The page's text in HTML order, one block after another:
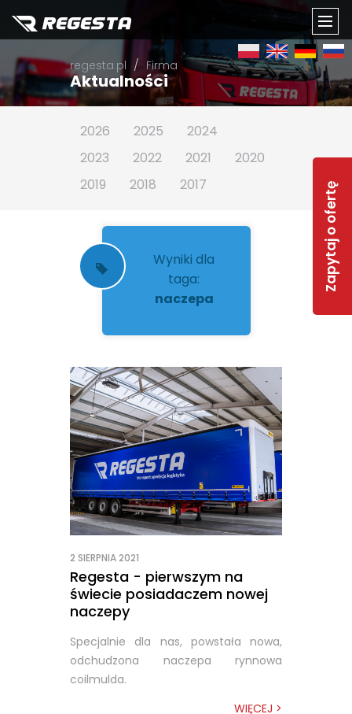
Zapytaj o ofertę
regesta.pl Firma
Aktualności
2026 2025
2024
2023
2022 2021
2020
2019
2018 2017
Wyniki dla
taga:
naczepa
2 SIERPNIA 2021
Regesta - pierwszym na
świecie posiadaczem nowej
naczepy
Specjalnie dla nas, powstała nowa,
odchudzona naczepa rynnowa
coilmulda.
WIĘCEJ >